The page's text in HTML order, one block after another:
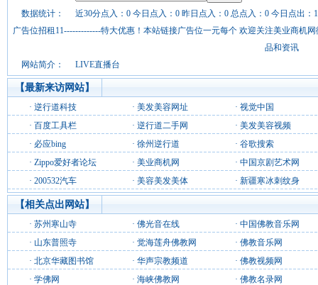
数据统计：
近30分点入：0 今日点入：0 昨日点入：0 总点入：0 今日点出：
广告位招租11-------------特大优惠！本站链接广告位一元每个 欢迎关注美业商机
品和资讯
网站简介：
LIVE直播台
【最新来访网站】
· 逆行道科技 · 美发美容网址 · 视觉中国
· 百度工具栏 · 逆行道二手网 · 美发美容视频
· 必应bing · 徐州逆行道 · 谷歌搜索
· Zippo爱好者论坛 · 美业商机网 · 中国京剧艺术网
· 200532汽车 · 美容美发美体 · 新疆寒冰刺纹身
【相关点出网站】
· 苏州寒山寺 · 佛光音在线 · 中国佛教音乐网
· 山东普照寺 · 觉海莲舟佛教网 · 佛教音乐网
· 北京华藏图书馆 · 华声宗教频道 · 佛教视频网
· 学佛网 · 海峡佛教网 · 佛教名录网